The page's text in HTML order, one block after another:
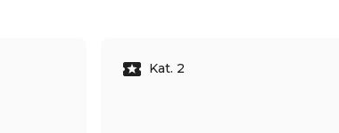
Kat. 2